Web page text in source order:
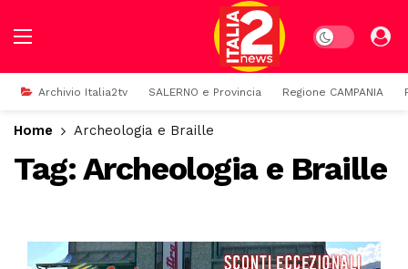
Dark mode
Archivio Italia2tv SALERNO e Provincia Regione CAMPANIA
Home Archeologia e Braille
Tag:Archeologia e Braille